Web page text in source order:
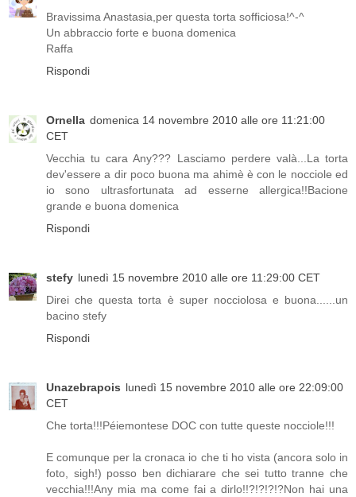
Bravissima Anastasia,per questa torta sofficiosa!^-^
Un abbraccio forte e buona domenica
Raffa
Rispondi
Ornella domenica 14 novembre 2010 alle ore 11:21:00
CET
Vecchia tu cara Any??? Lasciamo perdere valà...La torta
dev'essere a dir poco buona ma ahimè è con le nocciole ed
io sono ultrasfortunata ad esserne allergica!!Bacione
grande e buona domenica
Rispondi
stefy lunedì 15 novembre 2010 alle ore 11:29:00 CET
Direi che questa torta è super nocciolosa e buona......un
bacino stefy
Rispondi
Unazebrapois lunedì 15 novembre 2010 alle ore 22:09:00
CET
Che torta!!!Péiemontese DOC con tutte queste nocciole!!!
E comunque per la cronaca io che ti ho vista (ancora solo in
foto, sigh!) posso ben dichiarare che sei tutto tranne che
vecchia!!!Any mia ma come fai a dirlo!!?!?!?!?Non hai una